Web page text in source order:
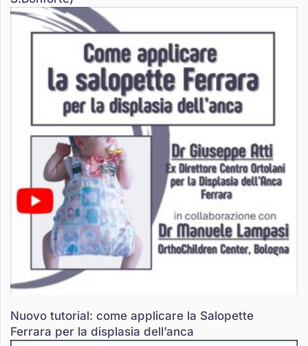
Nuovo tutorial: come applicare la Salopette
Ferrara per la displasia dell’anca